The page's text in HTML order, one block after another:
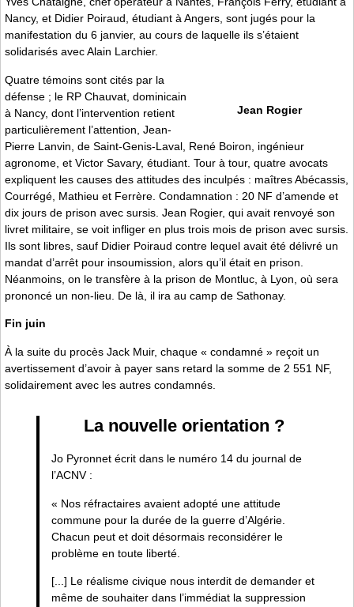
Nancy, et Didier Poiraud, étudiant à Angers, sont jugés pour la
manifestation du 6 janvier, au cours de laquelle ils s’étaient
solidarisés avec Alain Larchier.
Jean Rogier
Quatre témoins sont cités par la
défense ; le RP Chauvat, dominicain
à Nancy, dont l’intervention retient
particulièrement l’attention, Jean-
Pierre Lanvin, de Saint-Genis-Laval, René Boiron, ingénieur
agronome, et Victor Savary, étudiant. Tour à tour, quatre avocats
expliquent les causes des attitudes des inculpés : maîtres Abécassis,
Courrégé, Mathieu et Ferrère. Condamnation : 20 NF d’amende et
dix jours de prison avec sursis. Jean Rogier, qui avait renvoyé son
livret militaire, se voit infliger en plus trois mois de prison avec sursis.
Ils sont libres, sauf Didier Poiraud contre lequel avait été délivré un
mandat d’arrêt pour insoumission, alors qu’il était en prison.
Néanmoins, on le transfère à la prison de Montluc, à Lyon, où sera
prononcé un non-lieu. De là, il ira au camp de Sathonay.
Fin juin
À la suite du procès Jack Muir, chaque « condamné » reçoit un
avertissement d’avoir à payer sans retard la somme de 2 551 NF,
solidairement avec les autres condamnés.
La nouvelle orientation ?
Jo Pyronnet écrit dans le numéro 14 du journal de
l’ACNV :
« Nos réfractaires avaient adopté une attitude
commune pour la durée de la guerre d’Algérie.
Chacun peut et doit désormais reconsidérer le
problème en toute liberté.
[...] Le réalisme civique nous interdit de demander et
même de souhaiter dans l’immédiat la suppression